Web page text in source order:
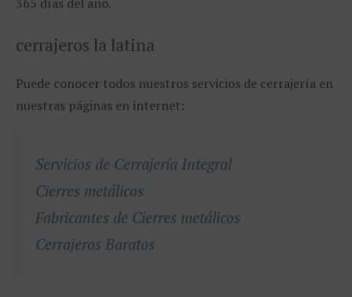
cerrajeros la latina
Puede conocer todos nuestros servicios de cerrajería en
nuestras páginas en internet:
Servicios de Cerrajería Integral
Cierres metálicos
Fabricantes de Cierres metálicos
Cerrajeros Baratos